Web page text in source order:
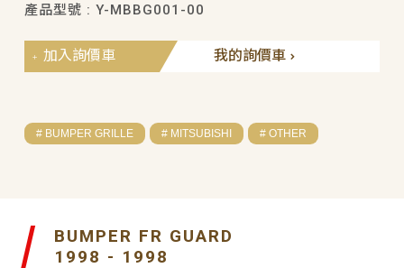
產品型號 : Y-MBBG001-00
我的詢價車
加入詢價車
# BUMPER GRILLE # MITSUBISHI # OTHER
BUMPER FR GUARD
1998 - 1998